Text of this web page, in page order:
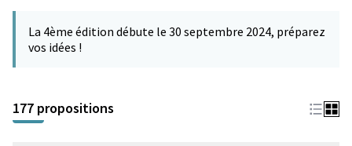
−
La 4ème édition débute le 30 septembre 2024, préparez
vos idées !
177 propositions